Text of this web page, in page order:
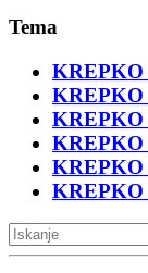
Tema
KREPKO
KREPKO
KREPKO
KREPKO
KREPKO
KREPKO